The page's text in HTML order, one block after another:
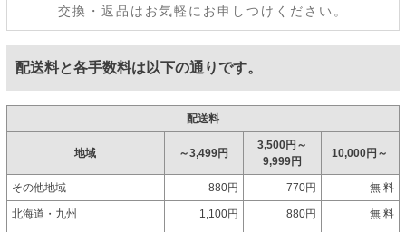
交換・返品はお気軽にお申しつけください。
配送料と各手数料は以下の通りです。
配送料
地域 ～3,499円
3,500円～
9,999円
10,000円～
その他地域 880円 770円 無 料
北海道・九州 1,100円 880円 無 料